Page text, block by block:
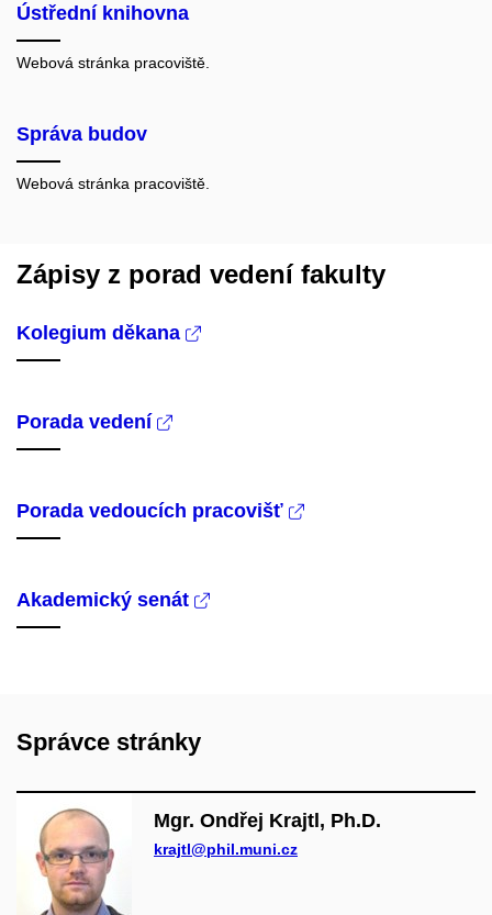
Ústřední knihovna
Webová stránka pracoviště.
Správa budov
Webová stránka pracoviště.
Zápisy z porad vedení fakulty
Kolegium děkana
Porada vedení
Porada vedoucích pracovišť
Akademický senát
Správce stránky
Mgr. Ondřej Krajtl, Ph.D.
krajtl@phil.muni.cz